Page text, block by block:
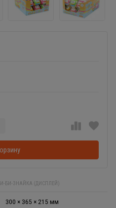
БИ-ЗНАЙКА (ДИСПЛЕЙ)
300 × 365 × 215 мм